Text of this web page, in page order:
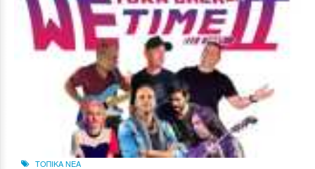
ΤΟΠΙΚΑ ΝΕΑ